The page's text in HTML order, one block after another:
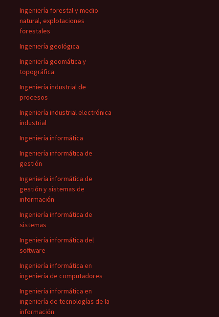
Ingeniería forestal y medio
natural, explotaciones
forestales
Ingeniería geológica
Ingeniería geomática y
topográfica
Ingeniería industrial de
procesos
Ingeniería industrial electrónica
industrial
Ingeniería informática
Ingeniería informática de
gestión
Ingeniería informática de
gestión y sistemas de
información
Ingeniería informática de
sistemas
Ingeniería informática del
software
Ingeniería informática en
ingeniería de computadores
Ingeniería informática en
ingeniería de tecnologías de la
información